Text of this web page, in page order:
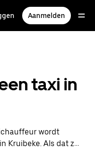
Aanmelden
taxi in
wordt
Kruibeke. Als dat zo